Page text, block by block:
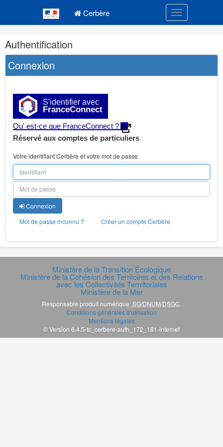
Cerbère Toggle
Navigation
et
outils
annexes
Authentification
Connexion
S'identifier avec
FranceConnect
Qu' est-ce que FranceConnect ?
Réservé aux comptes de particuliers
Votre identifiant Cerbère et votre mot de passe
Connexion
Mot de passe inconnu ?
Créer un compte Cerbère
Ministère de la Transition Écologique
Ministère de la Cohésion des Territoires et des Relations
avec les Collectivités Terrritoriales
Ministère de la Mer
Responsable produit numérique SG/DNUM/DSGC.
Conditions générales d'utilisation
Mentions légales
© Version 6.4.5-tc_cerbere-auth_172_181-internet